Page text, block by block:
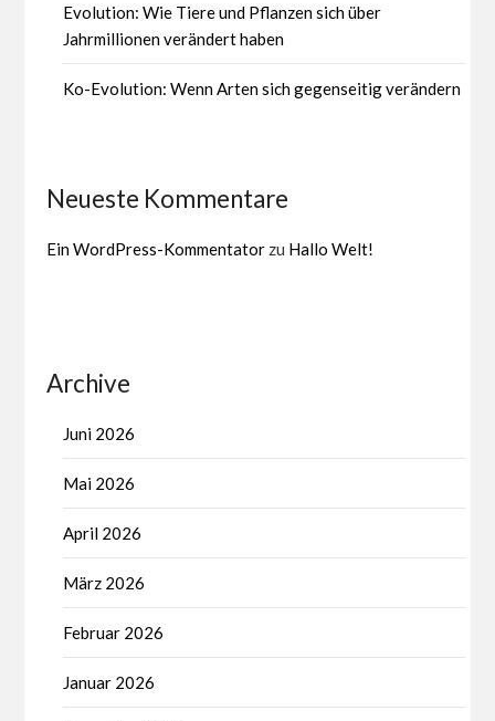
Evolution: Wie Tiere und Pflanzen sich über
Jahrmillionen verändert haben
Ko-Evolution: Wenn Arten sich gegenseitig verändern
Neueste Kommentare
Ein WordPress-Kommentator zu Hallo Welt!
Archive
Juni 2026
Mai 2026
April 2026
März 2026
Februar 2026
Januar 2026